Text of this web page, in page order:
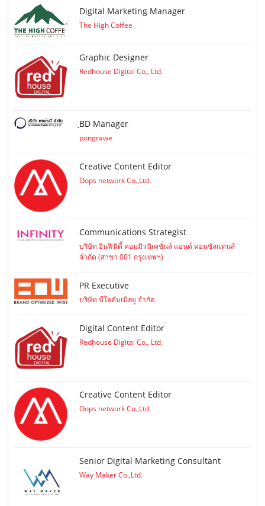
Digital Marketing Manager
The High Coffee
Graphic Designer
Redhouse Digital Co., Ltd.
ฺBD Manager
pongrawe
Creative Content Editor
Oops network Co.,Ltd.
Communications Strategist
บริษัท อินฟินิตี้ คอมมิวนิเคชั่นส์ แอนด์ คอนซัลแทนส์
จำกัด (สาขา 001 กรุงเทพฯ)
PR Executive
บริษัท บีโอดับเบิลยู จำกัด
Digital Content Editor
Redhouse Digital Co., Ltd.
Creative Content Editor
Oops network Co.,Ltd.
Senior Digital Marketing Consultant
Way Maker Co.,Ltd.